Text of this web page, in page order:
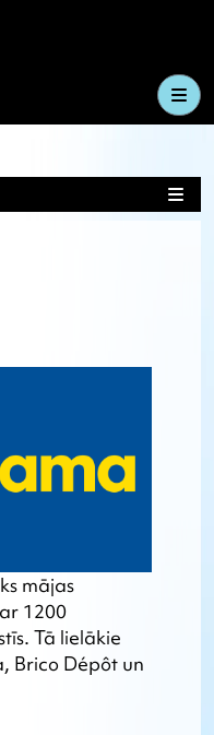
mājas
1200
Tā lielākie
Brico Dépôt un